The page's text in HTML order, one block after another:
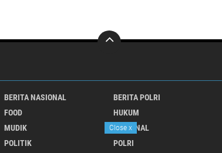
BERITA NASIONAL
BERITA POLRI
FOOD
HUKUM
MUDIK
NASIONAL
POLITIK POLRI
Close x